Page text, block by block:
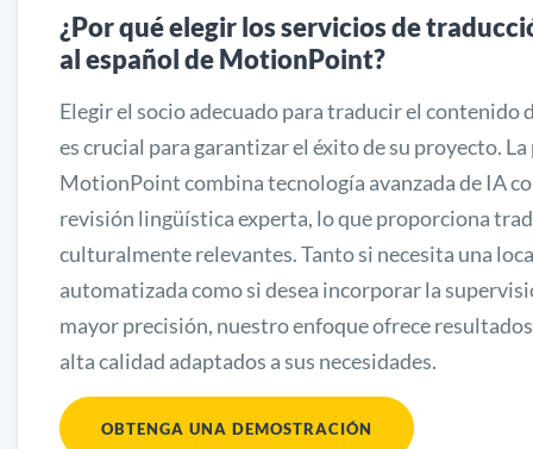
¿Por qué elegir los servicios de
al español de MotionPoint?
Elegir el socio adecuado para traducir el contenido
es crucial para garantizar el éxito de su proyecto.
MotionPoint combina tecnología avanzada de IA
revisión lingüística experta, lo que proporciona
culturalmente relevantes. Tanto si necesita una
automatizada como si desea incorporar la
mayor precisión, nuestro enfoque ofrece
alta calidad adaptados a sus necesidades.
OBTENGA UNA DEMOSTRACIÓN